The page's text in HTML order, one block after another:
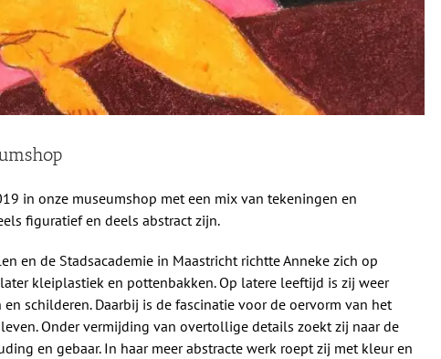
in onze museumshop met een mix van tekeningen en
figuratief en deels abstract zijn.
en de Stadsacademie in Maastricht richtte Anneke zich op
kleiplastiek en pottenbakken. Op latere leeftijd is zij weer
schilderen. Daarbij is de fascinatie voor de oervorm van het
Onder vermijding van overtollige details zoekt zij naar de
en gebaar. In haar meer abstracte werk roept zij met kleur en